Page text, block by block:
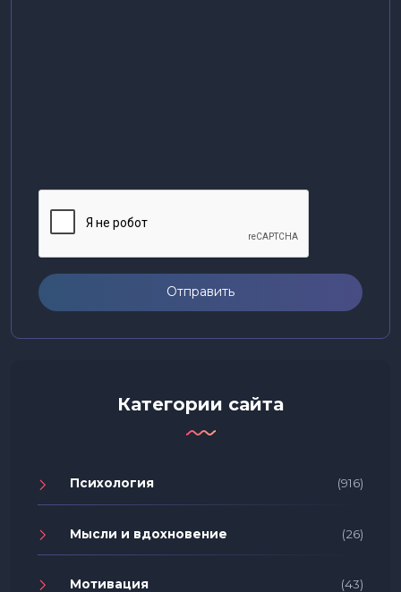
Отправить
Категории сайта
Психология (916)
Мысли и вдохновение (26)
Мотивация (43)